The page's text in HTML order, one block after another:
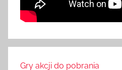
Gry akcji do pobrania